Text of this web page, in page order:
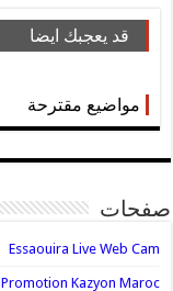
قد يعجبك ايضا
مواضيع مقترحة
صفحات
Essaouira Live Web Cam
Promotion Kazyon Maroc